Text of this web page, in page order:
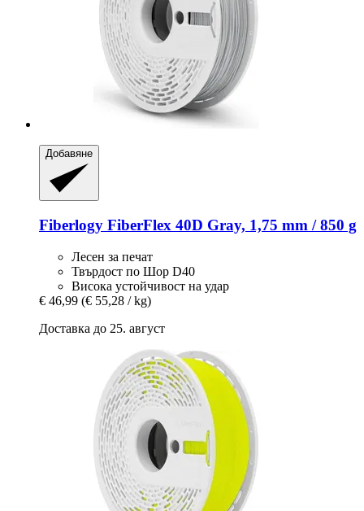
Добавяне
Fiberlogy FiberFlex 40D Gray, 1,75 mm / 850 g
Лесен за печат
Твърдост по Шор D40
Висока устойчивост на удар
€ 46,99 (€ 55,28 / kg)
Доставка до 25. август